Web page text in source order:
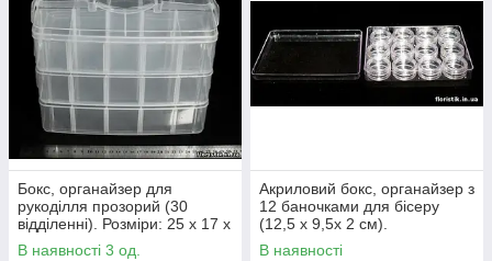
Бокс, органайзер для
рукоділля прозорий (30
відділенні). Розміри: 25 х 17 х
19 см.
В наявності 3 од.
Акриловий бокс, органайзер з
12 баночками для бісеру
(12,5 х 9,5х 2 см).
В наявності